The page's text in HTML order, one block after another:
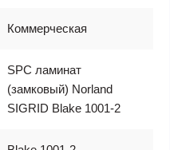
Коммерческая
SPC ламинат
(замковый) Norland
SIGRID Blake 1001-2